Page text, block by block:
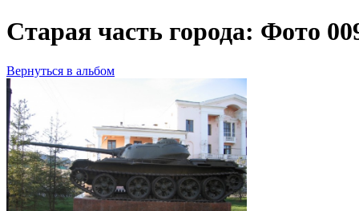
Старая часть города: Фото
Вернуться в альбом